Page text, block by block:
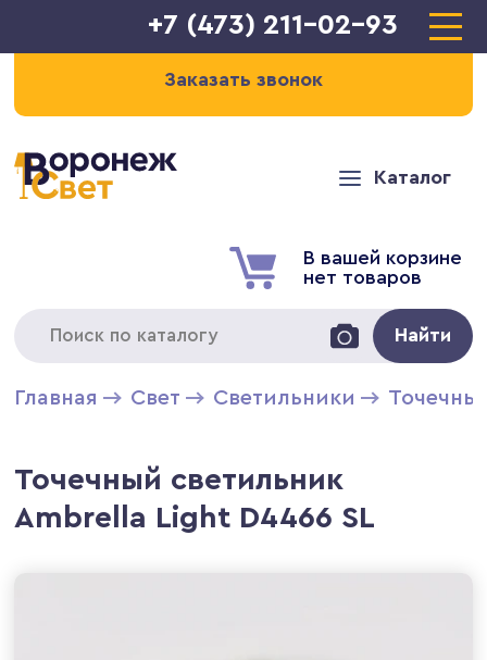
+7 (473) 211-02-93
Заказать звонок
Каталог
В вашей корзине
нет товаров
Найти
Главная Свет Светильники
Точечный светильник
Ambrella Light D4466 SL